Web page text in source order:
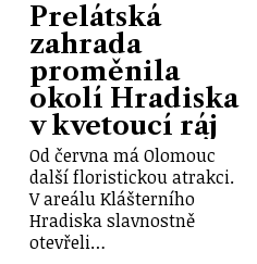
Prelátská
zahrada
proměnila
okolí Hradiska
v kvetoucí ráj
Od června má Olomouc
další floristickou atrakci.
V areálu Klášterního
Hradiska slavnostně
otevřeli…